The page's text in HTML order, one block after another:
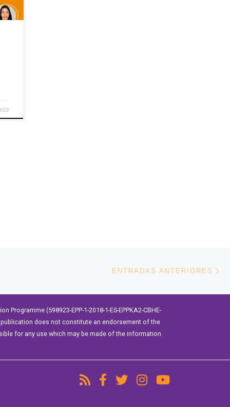
y
ENTRADAS ANTERIORES
Programme (598923-EPP-1-2018-1-ES-EPPKA2-CBHE-
does not constitute an endorsement of the
for any use which may be made of the information